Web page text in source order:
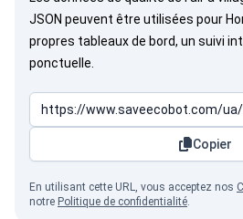
JSON peuvent être utilisées pour
propres tableaux de bord, un suivi
ponctuelle.
Copier
En utilisant cette URL, vous acceptez nos
notre Politique de confidentialité.